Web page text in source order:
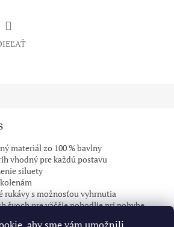
materiál zo 100 % bavlny
vhodný pre každú postavu
siluety
rukávy s možnosťou vyhrnutia
švoch pre väčšie pohodlie pri pohybe